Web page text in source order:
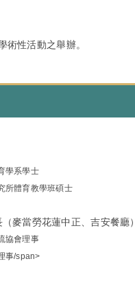
術性活動之舉辦。
學系學士
所體育教學班碩士
麥當勞花蓮中正、吉安餐廳）
協會理事
事/span>